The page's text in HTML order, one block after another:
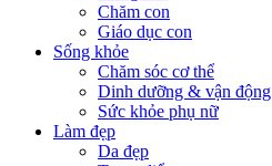
Chăm con
Giáo dục con
Sống khỏe
Chăm sóc cơ thể
Dinh dưỡng & vận động
Sức khỏe phụ nữ
Làm đẹp
Da đẹp